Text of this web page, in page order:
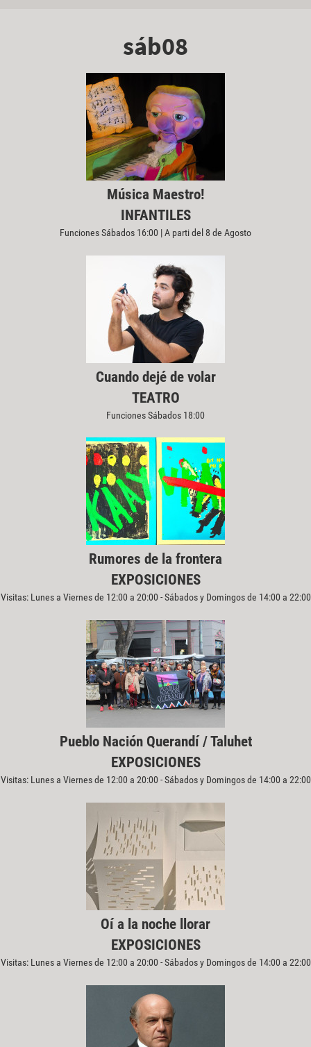
sáb08
Música Maestro!
INFANTILES
Funciones Sábados 16:00 | A parti del 8 de Agosto
Cuando dejé de volar
TEATRO
Funciones Sábados 18:00
Rumores de la frontera
EXPOSICIONES
Visitas: Lunes a Viernes de 12:00 a 20:00 - Sábados y Domingos de 14:00 a 22:00
Pueblo Nación Querandí / Taluhet
EXPOSICIONES
Visitas: Lunes a Viernes de 12:00 a 20:00 - Sábados y Domingos de 14:00 a 22:00
Oí a la noche llorar
EXPOSICIONES
Visitas: Lunes a Viernes de 12:00 a 20:00 - Sábados y Domingos de 14:00 a 22:00